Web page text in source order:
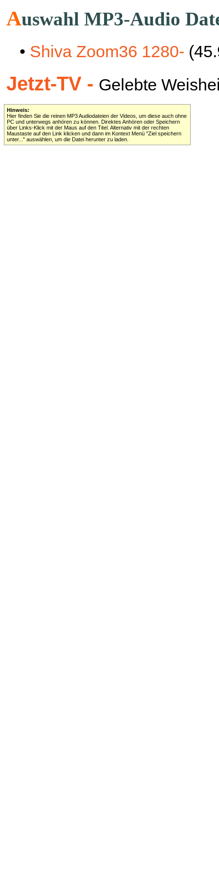
Auswahl MP3-Audio
• Shiva Zoom36 1280-
Jetzt-TV - Gelebte
Hinweis:
Hier finden Sie die reinen MP3 Audiodateien der Videos, um diese auch ohne
PC und unterwegs anhören zu können. Direktes Anhören oder Speichern
über Links-Klick mit der Maus auf den Titel. Alternativ mit der rechten
Maustaste auf den Link klicken und dann im Kontext Menü "Ziel speichern
unter..." auswählen, um die Datei herunter zu laden.